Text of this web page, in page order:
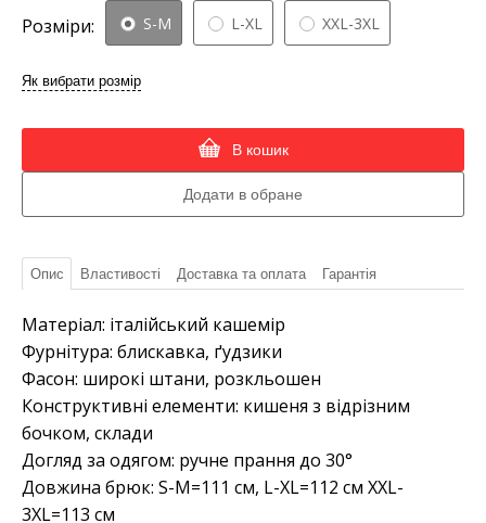
Розміри: S-M L-XL XXL-3XL
Як вибрати розмір
В кошик
Опис Властивості Доставка та оплата Гарантія
Матеріал: італійський кашемір
Фурнітура: блискавка, ґудзики
Фасон: широкі штани, розкльошен
Конструктивні елементи: кишеня з відрізним
бочком, склади
Догляд за одягом: ручне прання до 30°
Довжина брюк: S-M=111 см, L-XL=112 см XXL-
3XL=113 см